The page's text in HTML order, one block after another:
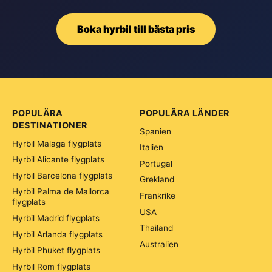
Boka hyrbil till bästa pris
POPULÄRA
DESTINATIONER
Hyrbil Malaga flygplats
Hyrbil Alicante flygplats
Hyrbil Barcelona flygplats
Hyrbil Palma de Mallorca
flygplats
Hyrbil Madrid flygplats
Hyrbil Arlanda flygplats
Hyrbil Phuket flygplats
Hyrbil Rom flygplats
POPULÄRA LÄNDER
Spanien
Italien
Portugal
Grekland
Frankrike
USA
Thailand
Australien